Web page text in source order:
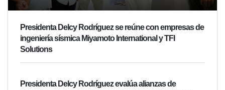
Presidenta Delcy Rodríguez se reúne con empresas de
ingeniería sísmica Miyamoto International y TFI
Solutions
Presidenta Delcy Rodríguez evalúa alianzas de